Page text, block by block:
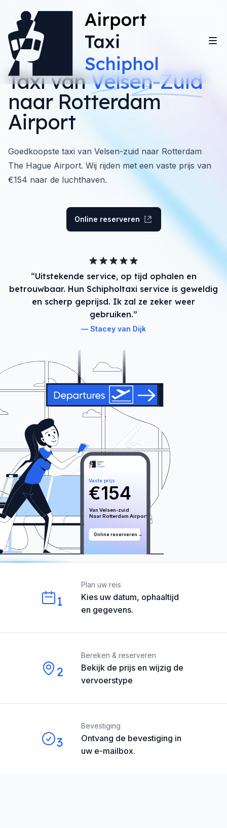
Taxi vanVelsen-Zuid
naar Rotterdam
Airport
Goedkoopste taxi van Velsen-zuid naar Rotterdam
The Hague Airport. Wij rijden met een vaste prijs van
€154 naar de luchthaven.
Online reserveren
“Uitstekende service, op tijd ophalen en
betrouwbaar. Hun Schipholtaxi service is geweldig
en scherp geprijsd. Ik zal ze zeker weer
gebruiken.”
Stacey van Dijk
Online reserveren →
154
€
Vaste prijs
Van Velsen-zuid
Naar Rotterdam Airport
1
Kies uw datum, ophaaltijd
en gegevens.
Plan uw reis
2
Bekijk de prijs en wijzig de
vervoerstype
Bereken & reserveren
3
Ontvang de bevestiging in
uw e-mailbox.
Bevestiging